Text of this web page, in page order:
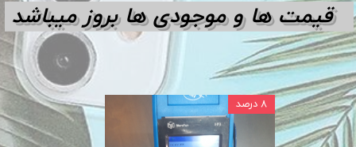
۸ درصد
قیمت ها و موجودی ها بروز میباشد